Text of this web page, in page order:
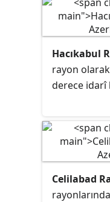
Hacıkabul
rayon
derece idarî
Celilabad